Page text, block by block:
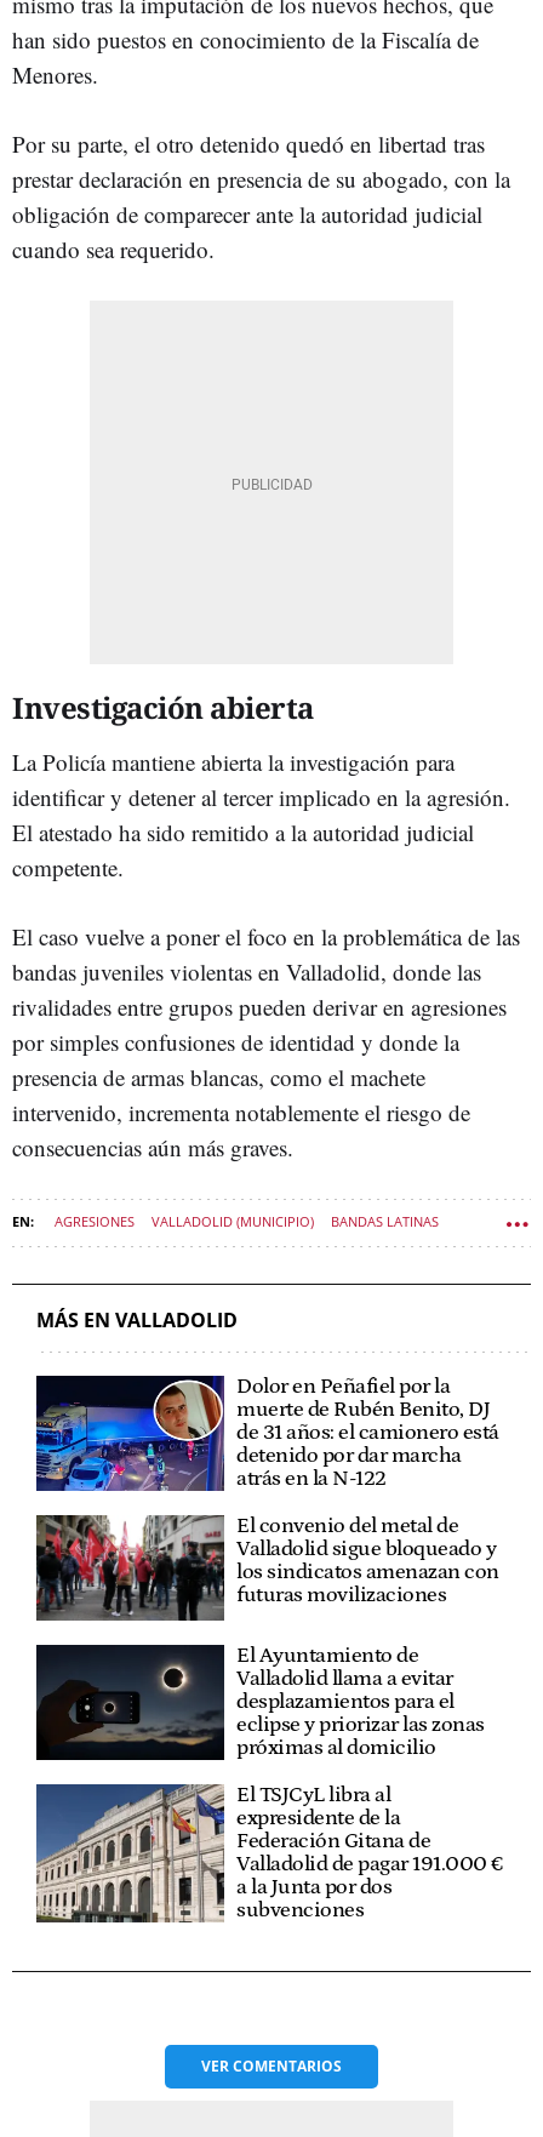
han sido puestos en conocimiento de la Fiscalía de
Menores.
Por su parte, el otro detenido quedó en libertad tras
prestar declaración en presencia de su abogado, con la
obligación de comparecer ante la autoridad judicial
cuando sea requerido.
Investigación abierta
La Policía mantiene abierta la investigación para
identificar y detener al tercer implicado en la agresión.
El atestado ha sido remitido a la autoridad judicial
competente.
El caso vuelve a poner el foco en la problemática de las
bandas juveniles violentas en Valladolid, donde las
rivalidades entre grupos pueden derivar en agresiones
por simples confusiones de identidad y donde la
presencia de armas blancas, como el machete
intervenido, incrementa notablemente el riesgo de
consecuencias aún más graves.
AGRESIONES VALLADOLID (MUNICIPIO) BANDAS LATINAS
MÁS EN VALLADOLID
Dolor en Peñafiel por la
muerte de Rubén Benito, DJ
de 31 años: el camionero está
detenido por dar marcha
atrás en la N-122
El convenio del metal de
Valladolid sigue bloqueado y
los sindicatos amenazan con
futuras movilizaciones
El Ayuntamiento de
Valladolid llama a evitar
desplazamientos para el
eclipse y priorizar las zonas
próximas al domicilio
El TSJCyL libra al
expresidente de la
Federación Gitana de
Valladolid de pagar 191.000 €
a la Junta por dos
subvenciones
VERCOMENTARIOS